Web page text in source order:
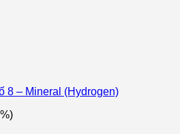
8 – Mineral (Hydrogen)